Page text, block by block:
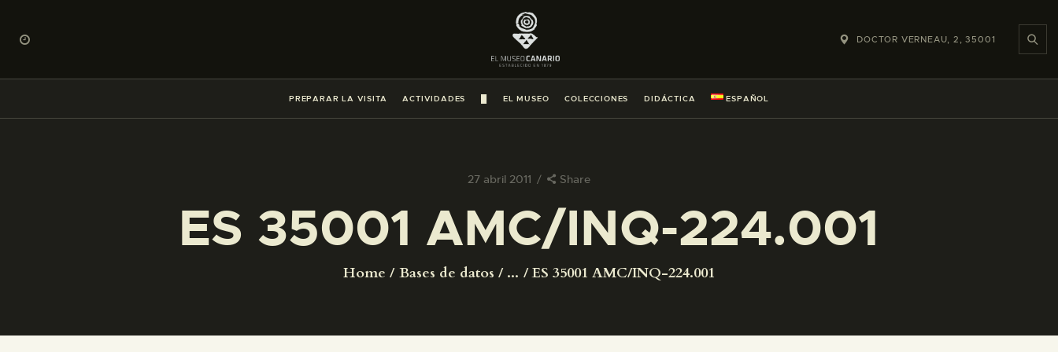
DOCTOR VERNEAU, 2, 35001
PREPARAR LA VISITA ACTIVIDADES EL MUSEO COLECCIONES DIDÁCTICA ESPAÑOL
27 abril 2011 Share
ES 35001 AMC/INQ-224.001
Home Bases de datos ... ES 35001 AMC/INQ-224.001
PREPARAR LA VISITA
ACTIVIDADES
█
COLECCIONES
DIDÁCTICA